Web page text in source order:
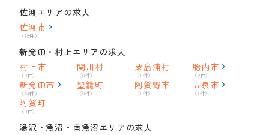
佐渡エリアの求人
佐渡市
（18件）
新発田・村上エリアの求人
村上市
（0件）
関川村
（0件）
粟島浦村
（0件）
胎内市
（2件）
新発田市
（14件）
聖籠町
（0件）
阿賀野市
（0件）
五泉市
（1件）
阿賀町
（0件）
湯沢・魚沼・南魚沼エリアの求人